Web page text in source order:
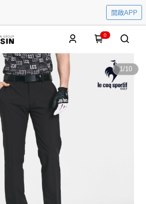
開啟APP
0
1/10